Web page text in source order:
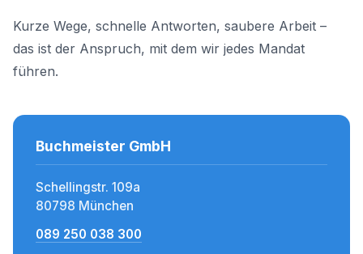
Kurze Wege, schnelle Antworten, saubere Arbeit –
das ist der Anspruch, mit dem wir jedes Mandat
führen.
Buchmeister GmbH
Schellingstr. 109a
80798 München
089 250 038 300